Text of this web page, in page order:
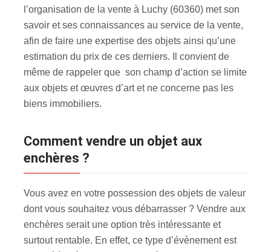
l’organisation de la vente à Luchy (60360) met son
savoir et ses connaissances au service de la vente,
afin de faire une expertise des objets ainsi qu’une
estimation du prix de ces derniers. Il convient de
même de rappeler que son champ d’action se limite
aux objets et œuvres d’art et ne concerne pas les
biens immobiliers.
Comment vendre un objet aux
enchères ?
Vous avez en votre possession des objets de valeur
dont vous souhaitez vous débarrasser ? Vendre aux
enchères serait une option très intéressante et
surtout rentable. En effet, ce type d’évènement est